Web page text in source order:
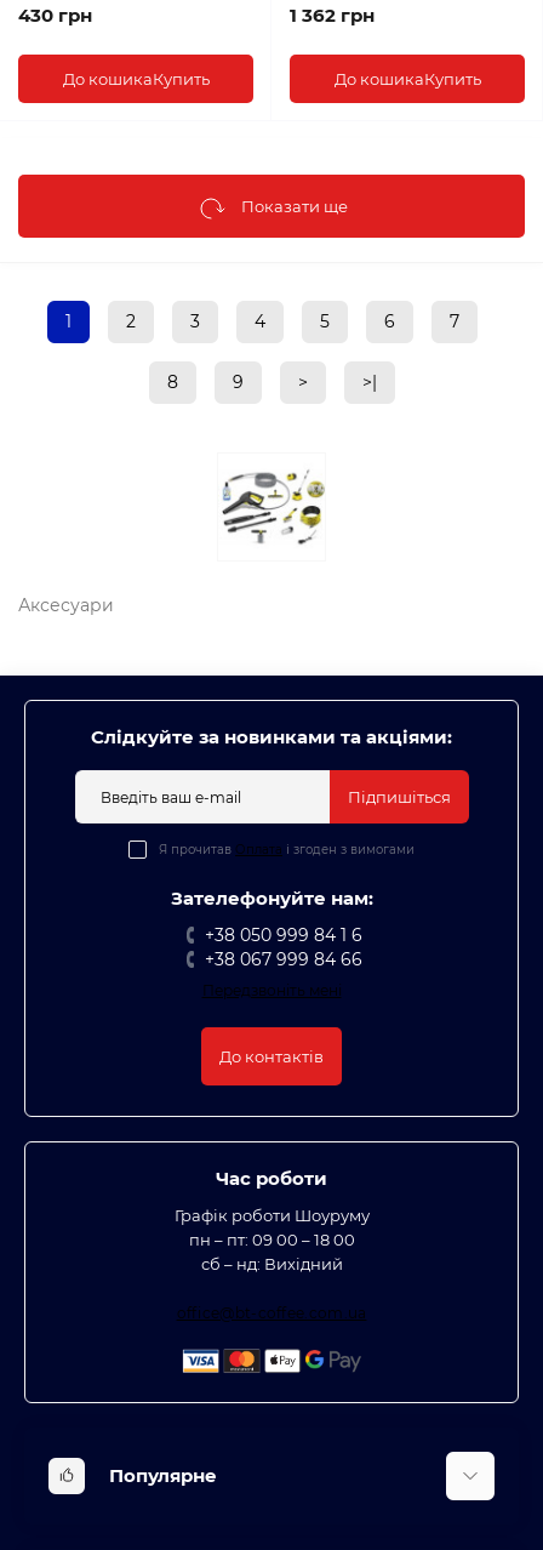
430 грн
До кошикаКупить
1 362 грн
До кошикаКупить
Показати ще
1 2 3 4 5 6 7
8 9 > >|
Аксесуари
Слідкуйте за новинками та акціями:
Підпишіться
Я прочитав Оплата і згоден з вимогами
Зателефонуйте нам:
+38 050 999 84 1 6
+38 067 999 84 66
Передзвоніть мені
До контактів
Час роботи
Графік роботи Шоуруму
пн – пт: 09 00 – 18 00
сб – нд: Вихідний
office@bt-coffee.com.ua
Популярне